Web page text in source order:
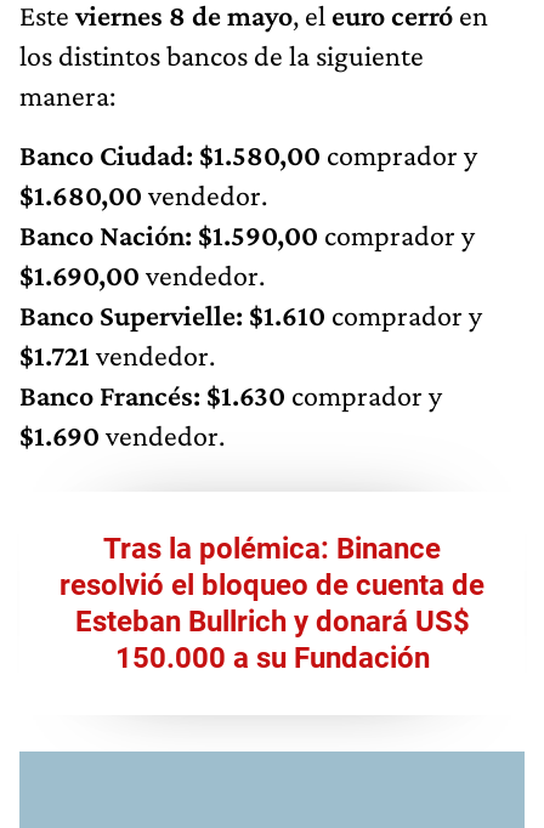
Esteviernes 8 de mayo, el euro cerró en
los distintos bancos de la siguiente
manera:
Banco Ciudad: $1.580,00 comprador y
$1.680,00 vendedor.
Banco Nación: $1.590,00 comprador y
$1.690,00 vendedor.
Banco Supervielle: $1.610 comprador y
$1.721 vendedor.
Banco Francés: $1.630 comprador y
$1.690 vendedor.
Tras la polémica: Binance
resolvió el bloqueo de cuenta de
Esteban Bullrich y donará US$
150.000 a su Fundación